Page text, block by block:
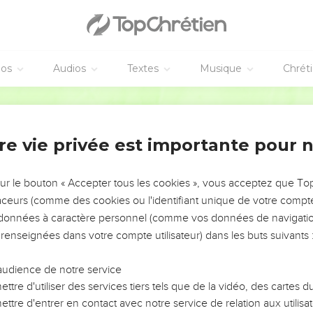
Audios Textes Musique
LES VOTRES ?
leur impact, leur foi ou leur vision. Mais on voit
qu'ils ont traversés, alors même que ce sont
et responsables reviennent sur les erreurs
avec plus de sagesse afin que leurs erreurs
ministère, une équipe, un groupe ou une famille,
vie privée est importante pour
le bouton « Accepter tous les cookies », vous acceptez que
(comme des cookies ou l'identifiant unique de votre
à caractère personnel (comme vos données de
dans votre compte utilisateur) dans les buts suivants
de notre service
d'utiliser des services tiers tels que de la vidéo, des cartes
d'entrer en contact avec notre service de relation aux